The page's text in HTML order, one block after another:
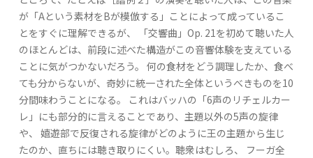
が「Aという素材をBが模倣する」ことによって成っているこ
とをすぐに理解できるが、 「交響曲」Op. 21を初めて聴いた人
のほとんどは、前段に述べた構造がこの音響体験を支えている
ことに気がつかないだろう。 何の食材をどう調理したか、食べ
ても分からないが、奇妙に統一された全体というべきものを10
分間味わうことになる。 これはバッハの「6声のリチェルカー
レ」にも部分的に言えることであり、主題以外の5声の旋律
や、 嬉遊部で反復される旋律がどのように王の主題から生じ
たのか、直ちには聴き取りにくい。聴衆はむしろ、 フーガ全